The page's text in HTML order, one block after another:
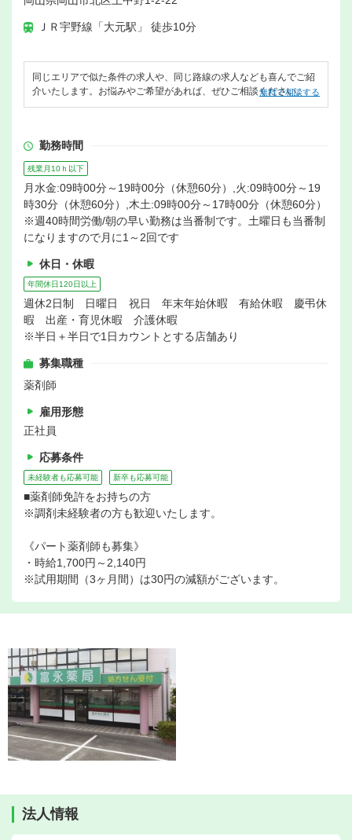
ＪＲ宇野線「大元駅」 徒歩10分
同じエリアで似た条件の求人や、同じ路線の求人なども喜んでご紹
介いたします。お悩みやご希望があれば、ぜひご相談ください。
無料で相談する
勤務時間
残業月10ｈ以下
月水金:09時00分～19時00分（休憩60分）,火:09時00分～19
時30分（休憩60分）,木土:09時00分～17時00分（休憩60分）
※週40時間労働/朝の早い勤務は当番制です。土曜日も当番制
になりますので月に1～2回です
休日・休暇
年間休日120日以上
週休2日制 日曜日 祝日 年末年始休暇 有給休暇 慶弔休
暇 出産・育児休暇 介護休暇
※半日＋半日で1日カウントとする店舗あり
募集職種
薬剤師
雇用形態
正社員
応募条件
未経験者も応募可能 新卒も応募可能
■薬剤師免許をお持ちの方
※調剤未経験者の方も歓迎いたします。
《パート薬剤師も募集》
・時給1,700円～2,140円
※試用期間（3ヶ月間）は30円の減額がございます。
法人情報